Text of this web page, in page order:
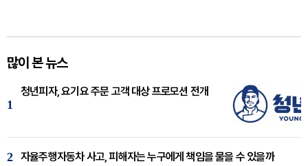
많이 본 뉴스
1
청년피자, 요기요 주문 고객 대상 프로모션 전개
2 자율주행자동차 사고, 피해자는 누구에게 책임을 물을 수 있을까